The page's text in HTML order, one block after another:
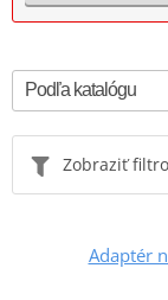
Zobraziť
Adaptér